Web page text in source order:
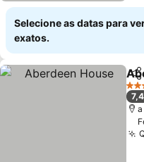
Selecione as datas para
exatos.
3
7,4